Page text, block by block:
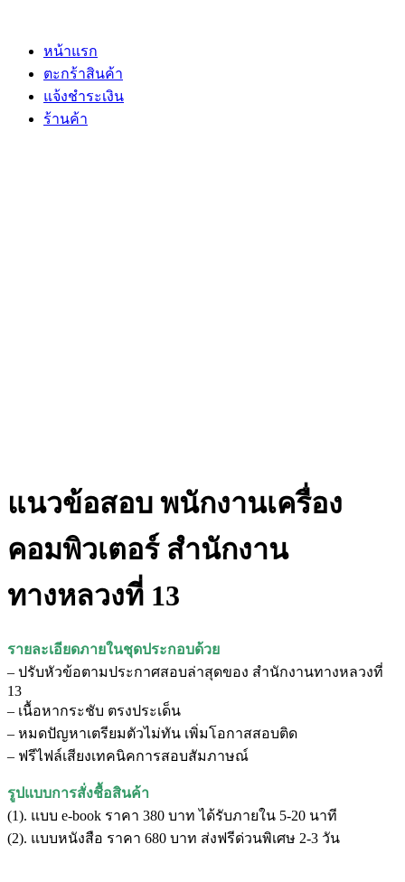
หน้าแรก
ตะกร้าสินค้า
แจ้งชำระเงิน
ร้านค้า
แนวข้อสอบ พนักงานเครื่อง
คอมพิวเตอร์ สำนักงาน
ทางหลวงที่ 13
รายละเอียดภายในชุดประกอบด้วย
– ปรับหัวข้อตามประกาศสอบล่าสุดของ สำนักงานทางหลวงที่
13
– เนื้อหากระชับ ตรงประเด็น
– หมดปัญหาเตรียมตัวไม่ทัน เพิ่มโอกาสสอบติด
– ฟรีไฟล์เสียงเทคนิคการสอบสัมภาษณ์
รูปแบบการสั่งชื้อสินค้า
(1). แบบ e-book ราคา 380 บาท ได้รับภายใน 5-20 นาที
(2). แบบหนังสือ ราคา 680 บาท ส่งฟรีด่วนพิเศษ 2-3 วัน